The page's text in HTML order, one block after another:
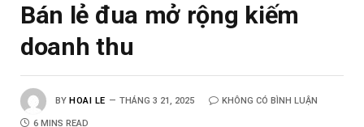
Bán lẻ đua mở rộng kiếm
doanh thu
BY HOAI LE THÁNG 3 21, 2025 KHÔNG CÓ BÌNH LUẬN
6 MINS READ